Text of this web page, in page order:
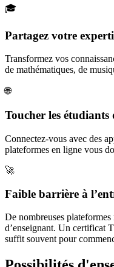
🎓
Partagez votre
Transformez vos
de mathématiques, de
🌐
Toucher les
Connectez-vous avec des
plateformes en ligne vous
🚀
Faible barrière à
De nombreuses
d’enseignant. Un certificat
suffit souvent pour